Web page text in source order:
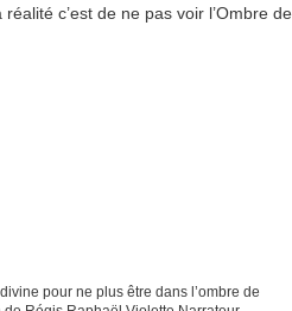
pour ne plus être dans l’ombre de